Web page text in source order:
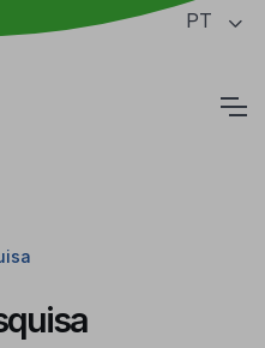
da página PT